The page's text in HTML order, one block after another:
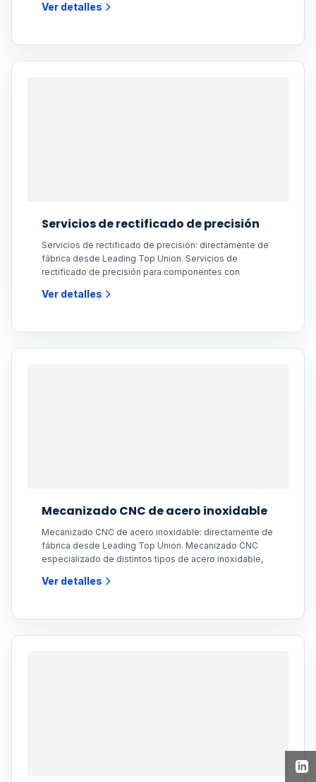
Ver detalles
Servicios de rectificado de precisión
Servicios de rectificado de precisión: directamente de
fábrica desde Leading Top Union. Servicios de
rectificado de precisión para componentes con
Ver detalles
Mecanizado CNC de acero inoxidable
Mecanizado CNC de acero inoxidable: directamente de
fábrica desde Leading Top Union. Mecanizado CNC
especializado de distintos tipos de acero inoxidable,
Ver detalles